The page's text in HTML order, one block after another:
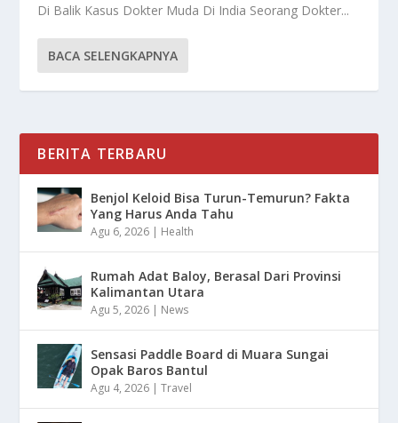
Di Balik Kasus Dokter Muda Di India Seorang Dokter...
BACA SELENGKAPNYA
BERITA TERBARU
Benjol Keloid Bisa Turun-Temurun? Fakta
Yang Harus Anda Tahu
Agu 6, 2026 | Health
Rumah Adat Baloy, Berasal Dari Provinsi
Kalimantan Utara
Agu 5, 2026 | News
Sensasi Paddle Board di Muara Sungai
Opak Baros Bantul
Agu 4, 2026 |Travel